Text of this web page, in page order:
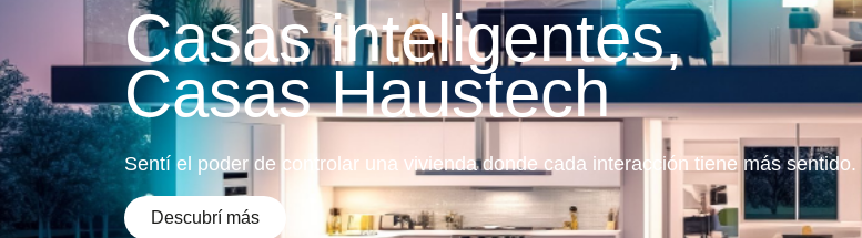
Casas inteligentes,
Casas Haustech
Sentí el poder de controlar una vivienda donde cada interacción tiene más sentido.
Descubrí más